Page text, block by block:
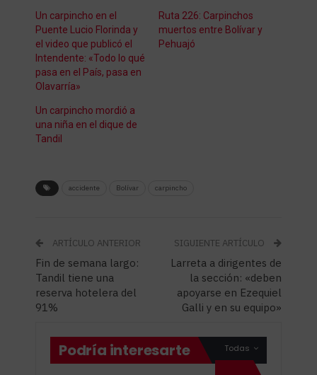
Un carpincho en el
Puente Lucio Florinda y
el video que publicó el
Intendente: «Todo lo qué
pasa en el País, pasa en
Olavarría»
Ruta 226: Carpinchos
muertos entre Bolívar y
Pehuajó
Un carpincho mordió a
una niña en el dique de
Tandil
accidente Bolívar carpincho
ARTÍCULO ANTERIOR
Fin de semana largo:
Tandil tiene una
reserva hotelera del
91%
SIGUIENTE ARTÍCULO
Larreta a dirigentes de
la sección: «deben
apoyarse en Ezequiel
Galli y en su equipo»
Todas
Podría interesarte